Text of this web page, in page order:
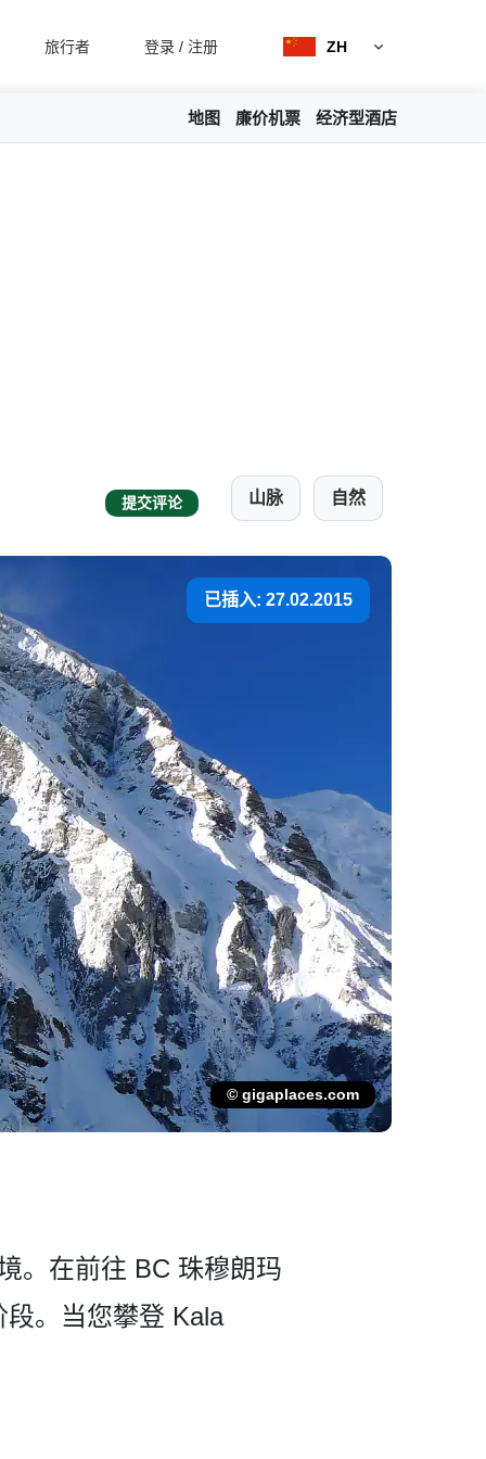
旅行者 登录 / 注册 ZH
地图 廉价机票 经济型酒店
提交评论 山脉 自然
已插入: 27.02.2015
© gigaplaces.com
。在前往 BC 珠穆朗玛
。当您攀登 Kala